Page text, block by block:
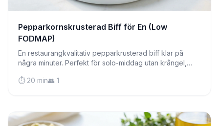
Pepparkornskrusterad Biff för En (Low
FODMAP)
En restaurangkvalitativ pepparkrusterad biff klar på
några minuter. Perfekt för solo-middag utan krångel,
vara lyxig.
⏱️ 20 min👥 1